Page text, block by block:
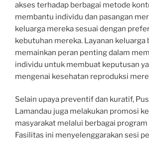
akses terhadap berbagai metode
membantu individu dan pasangan
keluarga mereka sesuai dengan
kebutuhan mereka. Layanan keluarga
memainkan peran penting dalam
individu untuk membuat keputusan
mengenai kesehatan reproduksi
Selain upaya preventif dan kuratif,
Lamandau juga melakukan promosi
masyarakat melalui berbagai
Fasilitas ini menyelenggarakan sesi